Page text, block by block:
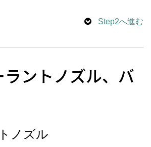
Step2へ進む
ラントノズル、バ
ノズル